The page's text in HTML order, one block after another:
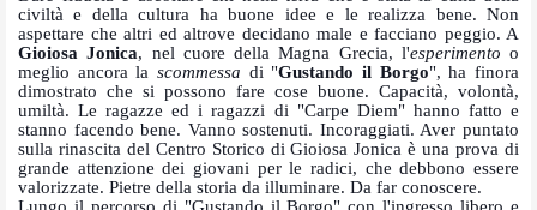
civiltà e della cultura ha buone idee e le realizza bene. Non
aspettare che altri ed altrove decidano male e facciano peggio. A
Gioiosa Jonica, nel cuore della Magna Grecia, l'esperimento o
meglio ancora la scommessa di "Gustando il Borgo", ha finora
dimostrato che si possono fare cose buone. Capacità, volontà,
umiltà. Le ragazze ed i ragazzi di "Carpe Diem" hanno fatto e
stanno facendo bene. Vanno sostenuti. Incoraggiati. Aver puntato
sulla rinascita del Centro Storico di Gioiosa Jonica è una prova di
grande attenzione dei giovani per le radici, che debbono essere
valorizzate. Pietre della storia da illuminare. Da far conoscere.
Lungo il percorso di "Gustando il Borgo" con l'ingresso libero e